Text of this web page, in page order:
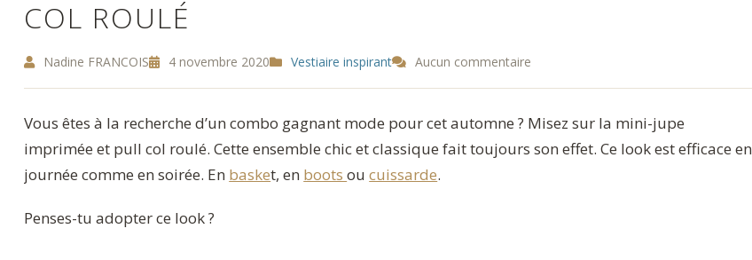
COL ROULÉ
Nadine FRANCOIS 4 novembre 2020 Vestiaire inspirant Aucun commentaire
Vous êtes à la recherche d’un combo gagnant mode pour cet automne ? Misez sur la mini-jupe
imprimée et pull col roulé. Cette ensemble chic et classique fait toujours son effet. Ce look est efficace en
journée comme en soirée. En basket, en bootsoucuissarde.
Penses-tu adopter ce look ?